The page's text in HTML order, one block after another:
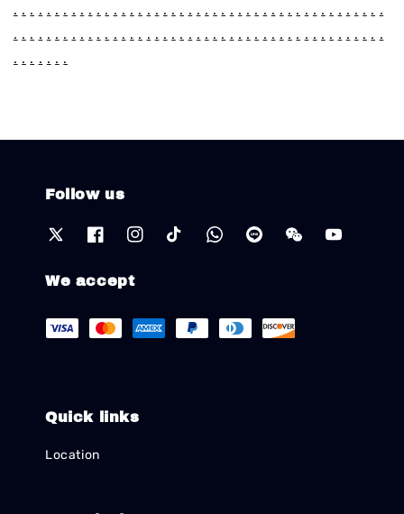
. . . . . . . . . . . . . . . . . . . . . . . . . . . . . . . . . . . . . . . . . . . . .
. . . . . . . . . . . . . . . . . . . . . . . . . . . . . . . . . . . . . . . . . . . . .
. . . . . . .
Follow us
We accept
Quick links
Location